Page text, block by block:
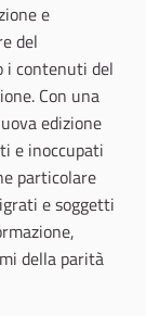
e
del
i contenuti del
Con una
edizione
e inoccupati
particolare
e soggetti
della parità